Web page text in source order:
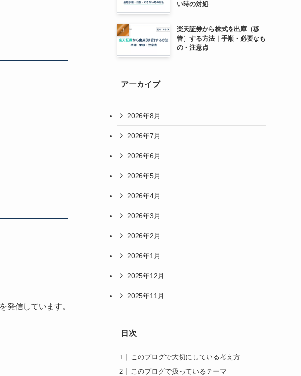
を発信しています。
い時の対処
楽天証券から株式を出庫（移
管）する方法｜手順・必要なも
の・注意点
アーカイブ
2026年8月
2026年7月
2026年6月
2026年5月
2026年4月
2026年3月
2026年2月
2026年1月
2025年12月
2025年11月
目次
このブログで大切にしている考え方
このブログで扱っているテーマ